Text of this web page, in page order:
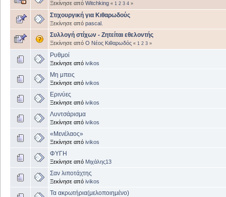
Ξεκίνησε από Witchking « 1 2 3 4 »
Στιχουργική για Κιθαρωδούς
Ξεκίνησε από pascal.
Συλλογή στίχων - Ζητείται εθελοντής
Ξεκίνησε από Ο Νέος Κιθαρωδός « 1 2 3 »
Ρυθμοί
Ξεκίνησε από ivikos
Μη μπεις
Ξεκίνησε από ivikos
Ερινύες
Ξεκίνησε από ivikos
Λυντσάρισμα
Ξεκίνησε από ivikos
«Μενέλαος»
Ξεκίνησε από ivikos
ΦΥΓΗ
Ξεκίνησε από Μιχάλης13
Σαν λιποτάχτης
Ξεκίνησε από ivikos
Τα ακρωτήρια(μελοποιημένο)